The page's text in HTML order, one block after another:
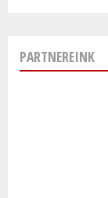
PARTNEREINK